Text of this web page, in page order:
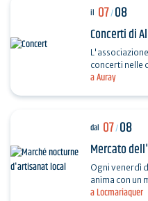
a Auray
il 07/08
Concerti di
concerti nelle
a Locmariaquer
dal 07/08
Mercato
Ogni venerdì
anima con un
locale. I musicisti che desiderano animare il